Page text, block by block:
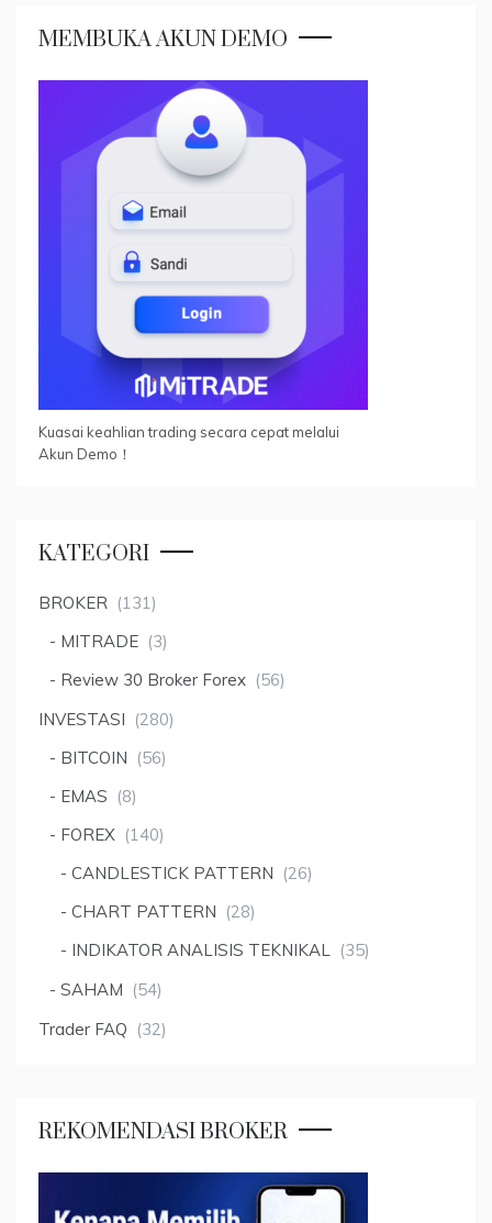
MEMBUKA AKUN DEMO
Kuasai keahlian trading secara cepat melalui
Akun Demo！
KATEGORI
BROKER (131)
MITRADE (3)
Review 30 Broker Forex (56)
INVESTASI (280)
BITCOIN (56)
EMAS (8)
FOREX (140)
CANDLESTICK PATTERN (26)
CHART PATTERN (28)
INDIKATOR ANALISIS TEKNIKAL
(35)
SAHAM (54)
Trader FAQ (32)
REKOMENDASI BROKER